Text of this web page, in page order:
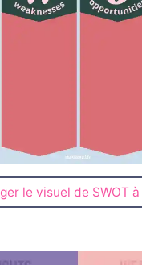
le visuel de SWOT